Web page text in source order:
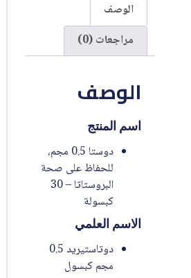
الوصف
مراجعات (0)
الوصف
اسم المنتج
دوستا 0.5 مجم،
للحفاظ على صحة
البروستاتا – 30
كبسولة
الاسم العلمي
دوتاستيريد 0.5
مجم كبسول